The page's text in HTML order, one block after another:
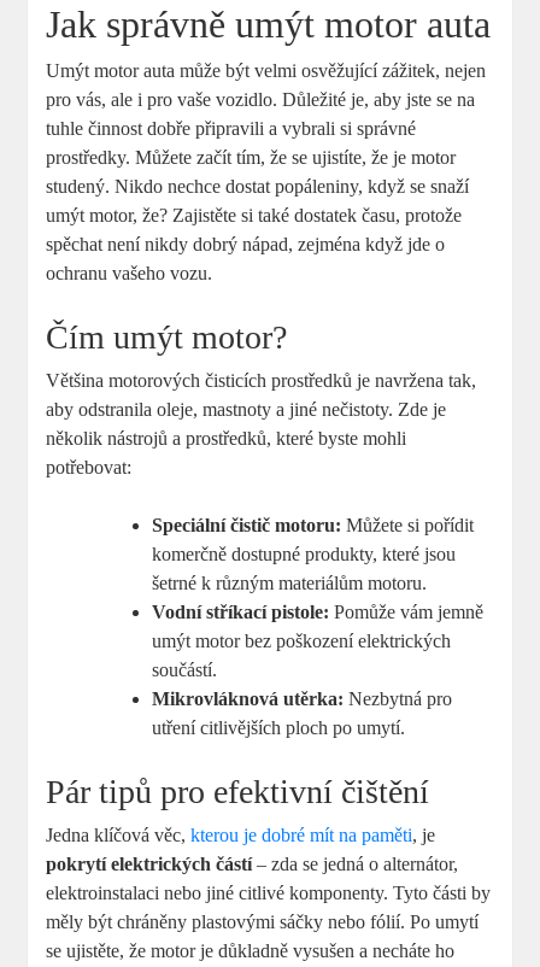
Jak správně umýt motor auta
Umýt‍ motor auta ​může být velmi osvěžující zážitek, nejen‌
pro ⁤vás, ale⁤ i pro vaše vozidlo. Důležité je, aby ⁣jste se na
tuhle činnost dobře​ připravili a vybrali si správné
prostředky. Můžete začít tím, že ⁢se ujistíte, že je motor
studený. ⁤Nikdo ⁤nechce‌ dostat popáleniny, když ⁤se​ snaží
umýt‌ motor, že? ​Zajistěte ​si také dostatek‌ času, ⁤protože
⁣spěchat není nikdy ⁤dobrý nápad, zejména ‍když jde​ o
ochranu vašeho vozu.
Čím umýt motor?
Většina motorových čisticích prostředků je navržena⁤ tak,​
aby odstranila oleje, mastnoty a jiné nečistoty. Zde⁣ je
několik⁤ nástrojů a ⁤prostředků, které byste mohli
potřebovat:
Speciální čistič motoru: Můžete si pořídit
komerčně⁣ dostupné​ produkty, které jsou
šetrné ​k různým materiálům motoru.
Vodní stříkací pistole: Pomůže vám ⁢jemně
umýt motor bez poškození elektrických
součástí.
Mikrovláknová ​utěrka: Nezbytná‌ pro⁢
utření citlivějších ploch po umytí.
Pár tipů pro‌ efektivní čištění
Jedna klíčová věc,kterou je dobré mít na paměti, je
pokrytí elektrických částí– zda se‌ jedná o ‌alternátor,
⁤elektroinstalaci‌ nebo jiné citlivé komponenty. Tyto části by
měly být chráněny plastovými sáčky nebo fólií.‍ Po umytí
⁤se ujistěte, že ⁣motor je důkladně vysušen a necháte ho